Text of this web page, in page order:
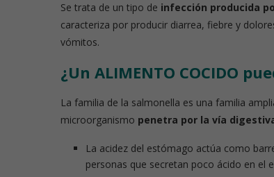
Se trata de un tipo de infección producida
caracteriza por producir diarrea, fiebre y
vómitos.
¿Un ALIMENTO COCIDO
La familia de la salmonella es una familia
microorganismo penetra por la vía
La acidez del estómago actúa como
personas que secretan poco ácido en el